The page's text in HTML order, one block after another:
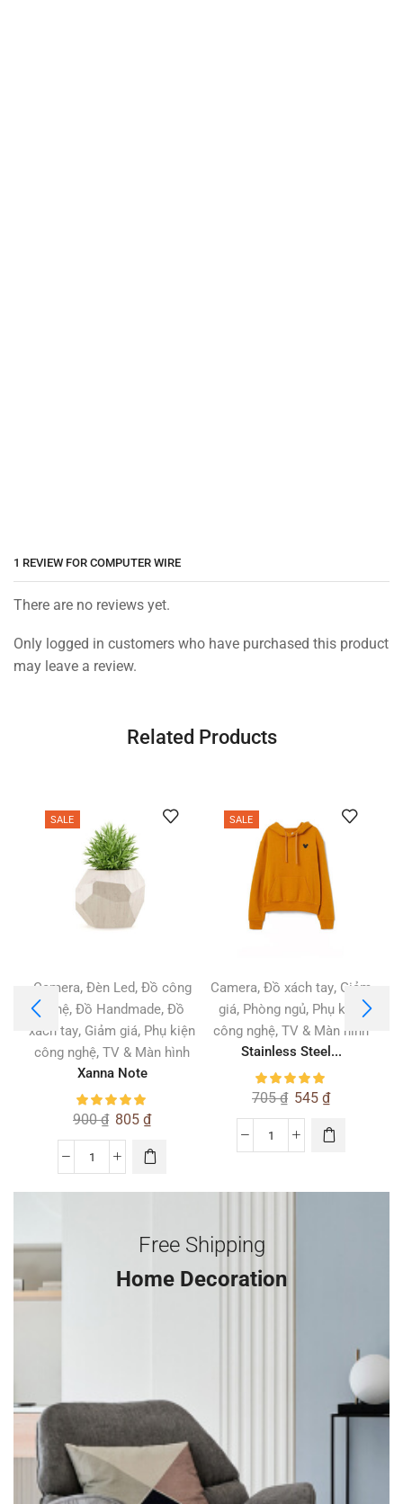
1 REVIEW FOR COMPUTER WIRE
There are no reviews yet.
Only logged in customers who have purchased this product
may leave a review.
Related Products
SALE
Camera, Đèn Led, Đồ công
nghệ, Đồ Handmade, Đồ
xách tay, Giảm giá, Phụ kiện
công nghệ, TV & Màn hình
Xanna Note
900₫ 805 ₫
SALE
Camera, Đồ xách tay, Giảm
giá, Phòng ngủ, Phụ kiện
công nghệ, TV & Màn hình
Stainless Steel...
705₫ 545 ₫
Free Shipping
Home Decoration